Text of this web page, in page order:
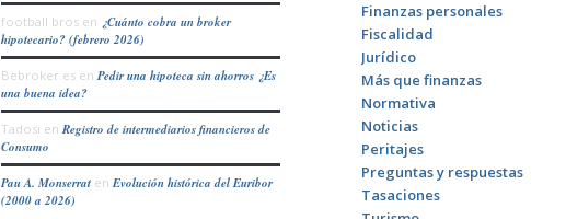
football brosen ¿Cuánto cobra un broker
hipotecario? (febrero 2026)
Bebroker.esen Pedir una hipoteca sin ahorros ¿Es
una buena idea?
Tadosi en Registro de intermediarios financieros de
Consumo
Pau A. Monserraten Evolución histórica del Euribor
(2000 a 2026)
Finanzas personales
Fiscalidad
Jurídico
Más que finanzas
Normativa
Noticias
Peritajes
Preguntas y respuestas
Tasaciones